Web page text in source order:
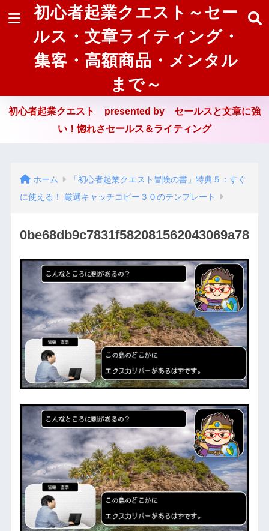
初心者起業クエスト～セー
ルス・文章ライティング・
集客・高額商品・メンタル
まで～
初心者起業クエスト presented by セールスと文章に強
い！惚れさセールス＆ライティング
ホーム
「初心者起業クエスト冒険の書」特典５：すぐ
に使える！ 厳選キャッチコピー３０のテンプレート
0be68db9c7831f582081562043069a78